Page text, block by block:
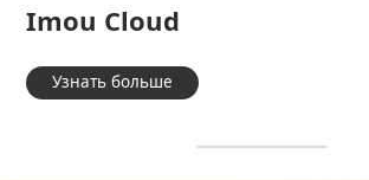
Imou Cloud
Узнать больше